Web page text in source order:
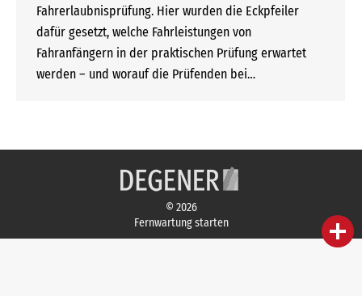
Fahrerlaubnisprüfung. Hier wurden die Eckpfeiler
dafür gesetzt, welche Fahrleistungen von
Fahranfängern in der praktischen Prüfung erwartet
werden – und worauf die Prüfenden bei…
© 2026
Fernwartung starten
person IHR FACHBERATER